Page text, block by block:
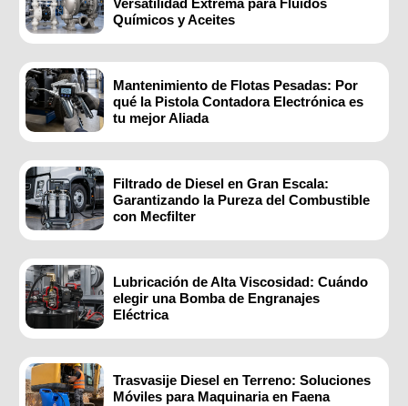
Versatilidad Extrema para Fluidos
Químicos y Aceites
Mantenimiento de Flotas Pesadas: Por
qué la Pistola Contadora Electrónica es
tu mejor Aliada
Filtrado de Diesel en Gran Escala:
Garantizando la Pureza del Combustible
con Mecfilter
Lubricación de Alta Viscosidad: Cuándo
elegir una Bomba de Engranajes
Eléctrica
Trasvasije Diesel en Terreno: Soluciones
Móviles para Maquinaria en Faena